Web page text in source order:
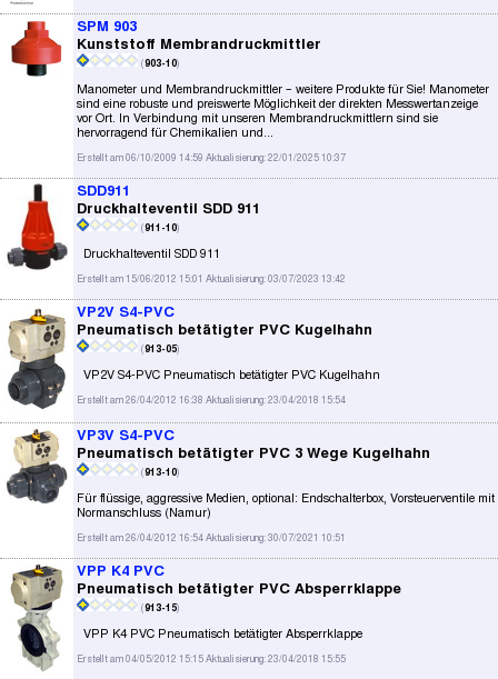
SPM 903
Kunststoff Membrandruckmittler
(903-10)
Manometer und Membrandruckmittler – weitere Produkte für Sie! Manometer
sind eine robuste und preiswerte Möglichkeit der direkten Messwertanzeige
vor Ort. In Verbindung mit unseren Membrandruckmittlern sind sie
hervorragend für Chemikalien und...
Erstellt am 06/10/2009 14:59 Aktualisierung: 22/01/2025 10:37
SDD911
Druckhalteventil SDD 911
(911-10)
Druckhalteventil SDD 911
Erstellt am 15/06/2012 15:01 Aktualisierung: 03/07/2023 13:42
VP2V S4-PVC
Pneumatisch betätigter PVC Kugelhahn
(913-05)
VP2V S4-PVC Pneumatisch betätigter PVC Kugelhahn
Erstellt am 26/04/2012 16:38 Aktualisierung: 23/04/2018 15:54
VP3V S4-PVC
Pneumatisch betätigter PVC 3 Wege Kugelhahn
(913-10)
Für flüssige, aggressive Medien, optional: Endschalterbox, Vorsteuerventile mit
Normanschluss (Namur)
Erstellt am 26/04/2012 16:54 Aktualisierung: 30/07/2021 10:51
VPP K4 PVC
Pneumatisch betätigter PVC Absperrklappe
(913-15)
VPP K4 PVC Pneumatisch betätigter Absperrklappe
Erstellt am 04/05/2012 15:15 Aktualisierung: 23/04/2018 15:55